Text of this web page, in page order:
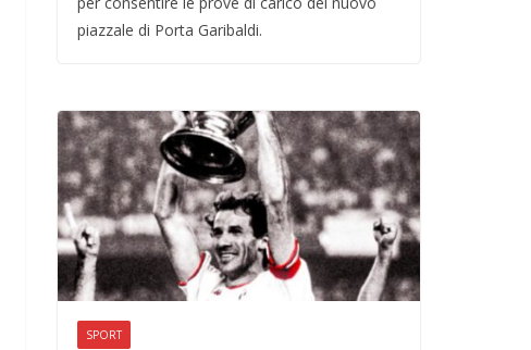
piazzale di Porta Garibaldi.
SPORT